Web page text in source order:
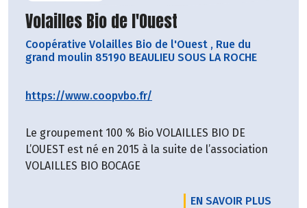
Découvrir le producteur
Volailles Bio de l'Ouest
Coopérative Volailles Bio de l'Ouest , Rue du
grand moulin 85190 BEAULIEU SOUS LA ROCHE
https://www.coopvbo.fr/
Le groupement 100 % Bio VOLAILLES BIO DE
L’OUEST est né en 2015 à la suite de l’association
VOLAILLES BIO BOCAGE
EN SAVOIR PLUS